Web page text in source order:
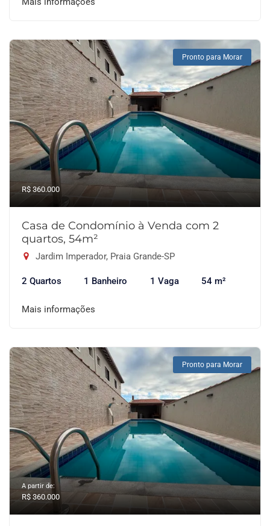
Pronto para Morar
R$ 360.000
Casa de Condomínio à Venda com 2
quartos, 54m²
Jardim Imperador, Praia Grande-SP
2 Quartos 1 Banheiro 1 Vaga 54 m²
Mais informações
Pronto para Morar
A partir de:
R$ 360.000